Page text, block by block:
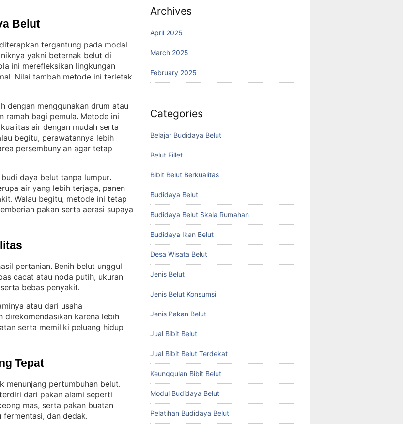
Belut
tergantung pada modal
yakni beternak belut di
ini merefleksikan lingkungan
. Nilai tambah metode ini terletak
dengan menggunakan drum atau
ramah bagi pemula. Metode ini
air dengan mudah serta
begitu, perawatannya lebih
persembunyian agar tetap
daya belut tanpa lumpur
air yang lebih terjaga, panen
. Walau begitu, metode ini tetap
pakan serta aerasi supaya
pertanian. Benih belut unggul
cacat atau noda putih, ukuran
bebas penyakit.
atau dari usaha
direkomendasikan karena lebih
serta memiliki peluang hidup
Tepat
menunjang pertumbuhan belut
dari pakan alami seperti
mas, serta pakan buatan
fermentasi, dan dedak.
Archives
April 2025
March 2025
February 2025
Categories
Belajar Budidaya Belut
Belut Fillet
Bibit Belut Berkualitas
Budidaya Belut
Budidaya Belut Skala Rumahan
Budidaya Ikan Belut
Desa Wisata Belut
Jenis Belut
Jenis Belut Konsumsi
Jenis Pakan Belut
Jual Bibit Belut
Jual Bibit Belut Terdekat
Keunggulan Bibit Belut
Modul Budidaya Belut
Pelatihan Budidaya Belut